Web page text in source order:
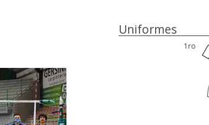
Uniformes
1ro